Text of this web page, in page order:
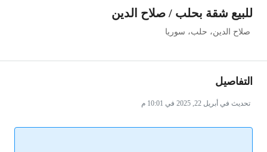
للبيع شقة بحلب / صلاح الدين
صلاح الدين، حلب، سوريا
التفاصيل
تحديث في أبريل 22, 2025 في 10:01 م